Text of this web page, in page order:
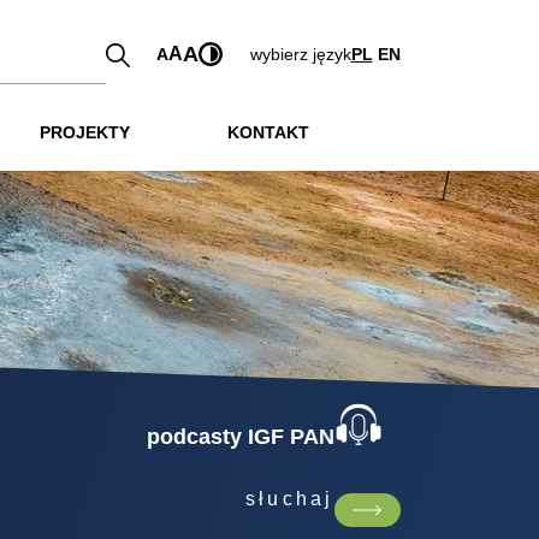
AAA wybierz językPL EN
PROJEKTY KONTAKT
podcasty IGF PAN
słuchaj